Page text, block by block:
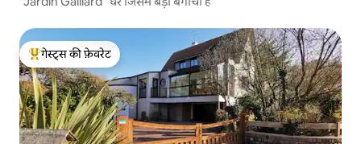
गेस्ट्स का टॉप फ़ेवरेट
गेस्ट्स की फ़ेवरेट